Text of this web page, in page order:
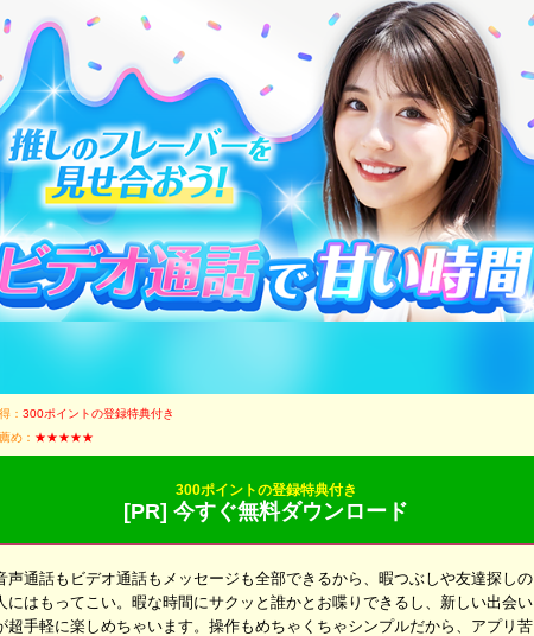
： 300ポイントの登録特典付き
め： ★★★★★
300ポイントの登録特典付き
[PR] 今すぐ無料ダウンロード
声通話もビデオ通話もメッセージも全部できるから、暇つぶしや友達探しの
にはもってこい。暇な時間にサクッと誰かとお喋りできるし、新しい出会い
超手軽に楽しめちゃいます。操作もめちゃくちゃシンプルだから、アプリ苦